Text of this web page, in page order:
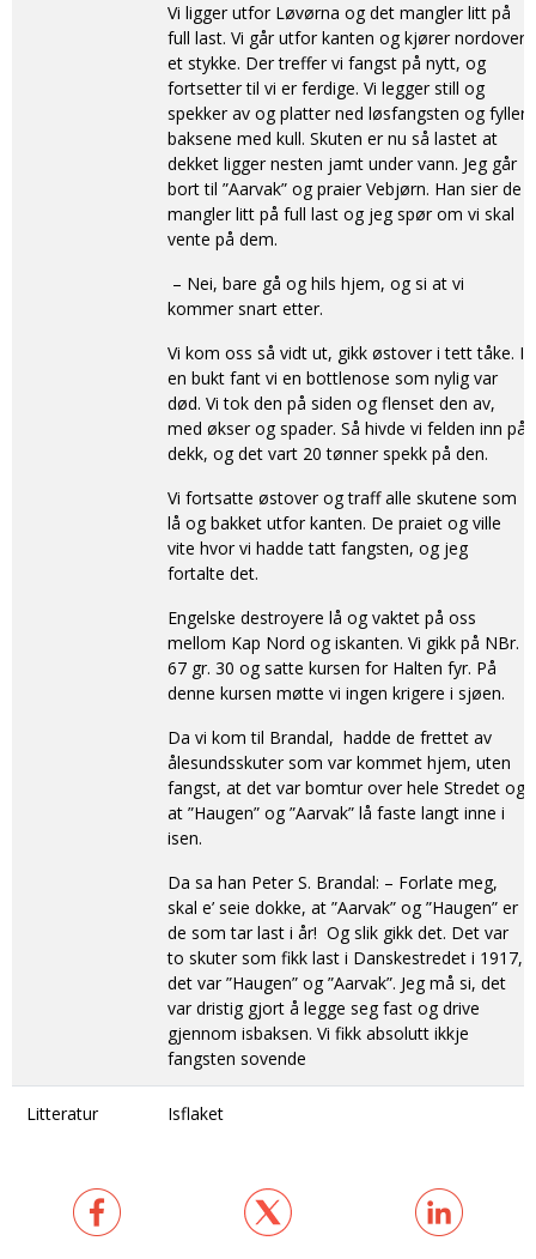
Vi ligger utfor Løvørna og det mangler litt på
full last. Vi går utfor kanten og kjører nordover
et stykke. Der treffer vi fangst på nytt, og
fortsetter til vi er ferdige. Vi legger still og
spekker av og platter ned løsfangsten og fyller
baksene med kull. Skuten er nu så lastet at
dekket ligger nesten jamt under vann. Jeg går
bort til ”Aarvak” og praier Vebjørn. Han sier de
mangler litt på full last og jeg spør om vi skal
vente på dem.
– Nei, bare gå og hils hjem, og si at vi
kommer snart etter.
Vi kom oss så vidt ut, gikk østover i tett tåke. I
en bukt fant vi en bottlenose som nylig var
død. Vi tok den på siden og flenset den av,
med økser og spader. Så hivde vi felden inn på
dekk, og det vart 20 tønner spekk på den.
Vi fortsatte østover og traff alle skutene som
lå og bakket utfor kanten. De praiet og ville
vite hvor vi hadde tatt fangsten, og jeg
fortalte det.
Engelske destroyere lå og vaktet på oss
mellom Kap Nord og iskanten. Vi gikk på NBr.
67 gr. 30 og satte kursen for Halten fyr. På
denne kursen møtte vi ingen krigere i sjøen.
Da vi kom til Brandal, hadde de frettet av
ålesundsskuter som var kommet hjem, uten
fangst, at det var bomtur over hele Stredet og
at ”Haugen” og ”Aarvak” lå faste langt inne i
isen.
Da sa han Peter S. Brandal: – Forlate meg,
skal e’ seie dokke, at ”Aarvak” og ”Haugen” er
de som tar last i år! Og slik gikk det. Det var
to skuter som fikk last i Danskestredet i 1917,
det var ”Haugen” og ”Aarvak”. Jeg må si, det
var dristig gjort å legge seg fast og drive
gjennom isbaksen. Vi fikk absolutt ikkje
fangsten sovende
Litteratur Isflaket